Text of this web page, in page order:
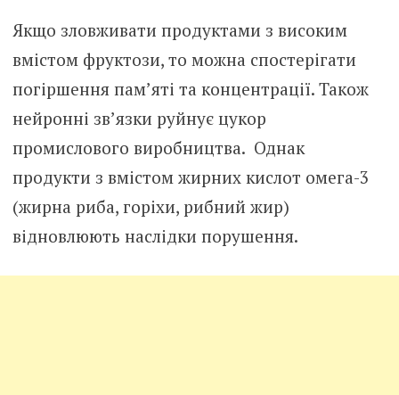
Якщо зловживати продуктами з високим
вмістом фруктози, то можна спостерігати
погіршення пам’яті та концентрації. Також
нейронні зв’язки руйнує цукор
промислового виробництва. Однак
продукти з вмістом жирних кислот омега-3
(жирна риба, горіхи, рибний жир)
відновлюють наслідки порушення.